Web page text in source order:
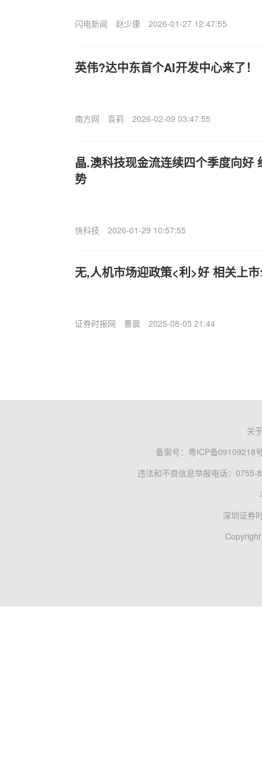
闪电新闻 赵少康 2026-01-27 12:47:55
英伟?达中东首个AI开发中心来了！
南方网 袁莉 2026-02-09 03:47:55
晶.澳科技现金流连续四个季度向好
势
快科技 2026-01-29 10:57:55
无,人机市场迎政策<利>好 相关上
证券时报网 曹晨 2025-08-05 21:44
关
备案号： 粤ICP备09109218
违法和不良信息举报电话：0755-
深圳证券